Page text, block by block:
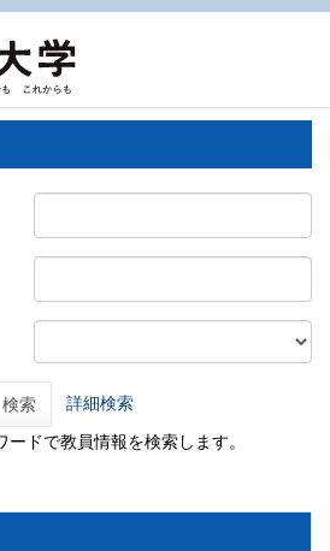
検索 詳細検索
ードで教員情報を検索します。